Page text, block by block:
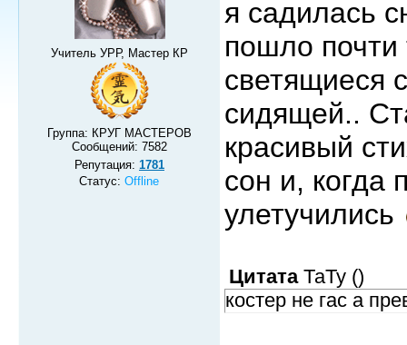
Учитель УРР, Мастер КР
Группа: КРУГ МАСТЕРОВ
Сообщений: 7582
Репутация: 1781
Статус:Offline
я садилась
пошло почти
светящиеся
сидящей..
красивый
сон и, когда
улетучились
Цитата ТаТу ()
костер не гас а